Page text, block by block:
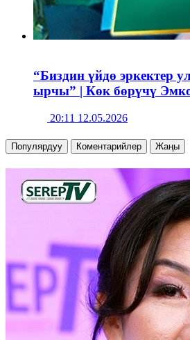
“Биздин үйдө эркектер
ырчы” | Көк бөрүчү
20:11 12.05.2026
Популярдуу Коментарийлер Жаңы